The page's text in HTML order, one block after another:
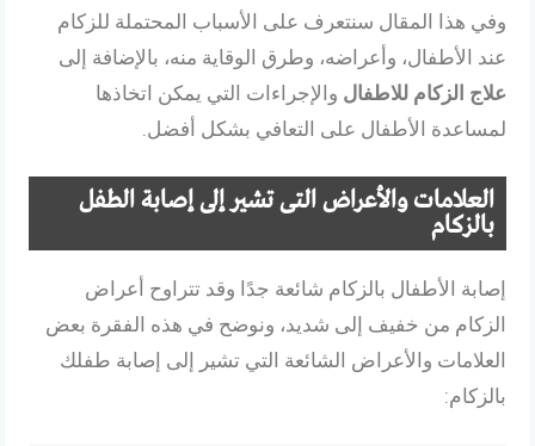
وفي هذا المقال سنتعرف على الأسباب المحتملة للزكام
عند الأطفال، وأعراضه، وطرق الوقاية منه، بالإضافة إلى
علاج الزكام للاطفال والإجراءات التي يمكن اتخاذها
لمساعدة الأطفال على التعافي بشكل أفضل.
العلامات والأعراض التى تشير إلى إصابة الطفل
بالزكام
إصابة الأطفال بالزكام شائعة جدًا وقد تتراوح أعراض
الزكام من خفيف إلى شديد، ونوضح في هذه الفقرة بعض
العلامات والأعراض الشائعة التي تشير إلى إصابة طفلك
بالزكام: